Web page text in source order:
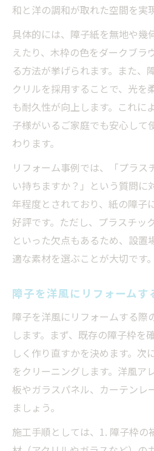
選び
おしゃれなデザイン
和室を彩る障子リフ
リフォームで障子の
法
障子リフォームで理
る
和と洋の調和が取れた空間を実
具体的には、障子紙を無地や幾
えたり、木枠の色をダークブラ
る方法が挙げられます。また、
クリルを採用することで、光を
も耐久性が向上します。これに
子様がいるご家庭でも安心して
わります。
リフォーム事例では、「プラス
い持ちますか？」という質問に
年程度とされており、紙の障子
好評です。ただし、プラスチッ
といった欠点もあるため、設置
適な素材を選ぶことが大切です。
障子を洋風にリフォームす
障子を洋風にリフォームする際
します。まず、既存の障子枠を
しく作り直すかを決めます。次
をクリーニングします。洋風ア
板やガラスパネル、カーテンレ
ましょう。
施工手順としては、1. 障子枠の